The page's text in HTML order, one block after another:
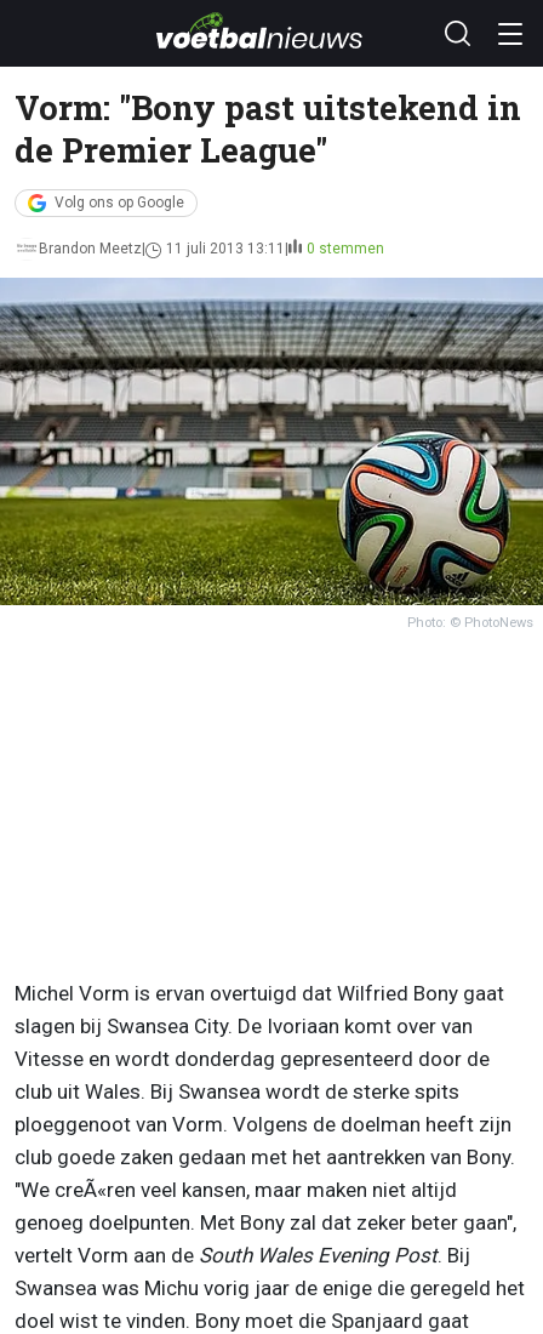
Vorm: "Bony past uitstekend in
de Premier League"
Volg ons op Google
Brandon Meetz 11 juli 2013 13:11 0 stemmen
Photo: © PhotoNews
Michel Vorm is ervan overtuigd dat Wilfried Bony gaat
slagen bij Swansea City. De Ivoriaan komt over van
Vitesse en wordt donderdag gepresenteerd door de
club uit Wales. Bij Swansea wordt de sterke spits
ploeggenoot van Vorm. Volgens de doelman heeft zijn
club goede zaken gedaan met het aantrekken van Bony.
"We creÃ«ren veel kansen, maar maken niet altijd
genoeg doelpunten. Met Bony zal dat zeker beter gaan",
vertelt Vorm aan de South Wales Evening Post. Bij
Swansea was Michu vorig jaar de enige die geregeld het
doel wist te vinden. Bony moet die Spanjaard gaat